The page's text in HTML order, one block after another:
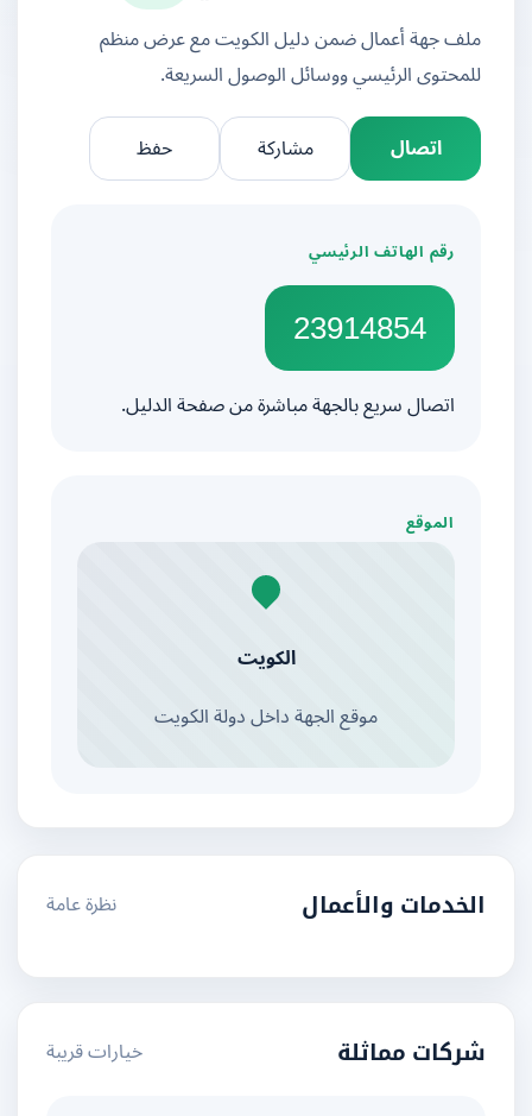
ملف جهة أعمال ضمن دليل الكويت مع عرض منظم
للمحتوى الرئيسي ووسائل الوصول السريعة.
اتصال
مشاركة
رقم الهاتف الرئيسي
23914854
اتصال سريع بالجهة مباشرة من صفحة الدليل.
الموقع
الكويت
موقع الجهة داخل دولة الكويت
الخدمات والأعمال نظرة عامة
شركات مماثلة خيارات قريبة